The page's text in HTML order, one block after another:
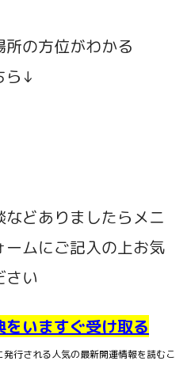
の方位がわかる
ら↓
どありましたらメニ
ムにご記入の上お気
さい
いますぐ受け取る
行される人気の最新開運情報を読むこ